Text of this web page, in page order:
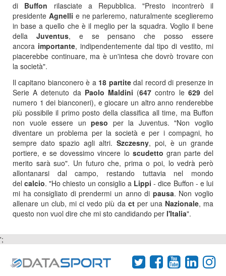
di Buffon rilasciate a Repubblica. "Presto incontrerò il
presidente Agnelli e ne parleremo, naturalmente sceglieremo
in base a quello che è il meglio per la squadra. Voglio il bene
della Juventus, e se pensano che posso essere
ancora importante, indipendentemente dal tipo di vestito, mi
piacerebbe continuare, ma è un'intesa che dovrò trovare con
la società".
Il capitano bianconero è a 18 partitedal record di presenze in
Serie A detenuto da Paolo Maldini (647 contro le 629del
numero 1 dei bianconeri), e giocare un altro anno renderebbe
più possibile il primo posto della classifica all time, ma Buffon
non vuole essere unpeso per la Juventus. "Non voglio
diventare un problema per la società e per i compagni, ho
sempre dato spazio agli altri. Szczesny, poi, è un grande
portiere, e se dovessimo vincere lo scudetto gran parte del
merito sarà suo". Un futuro che, prima o poi, lo vedrà però
allontanarsi dal campo, restando tuttavia nel mondo
delcalcio. "Ho chiesto un consiglio a Lippi- dice Buffon - e lui
mi ha consigliato di prendermi un anno di pausa. Non voglio
allenare un club, mi ci vedo più da ctper una Nazionale, ma
questo non vuol dire che mi sto candidando per l'Italia".
';